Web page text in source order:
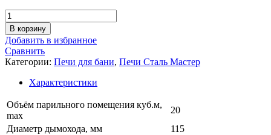
Количество
товара
Печь
для
бани
РАДА
18
М
В корзину
Добавить в избранное
Сравнить
Категории: Печи для бани, Печи Сталь Мастер
Характеристики
Объём парильного помещения куб.м,
max
20
Диаметр дымохода, мм
115